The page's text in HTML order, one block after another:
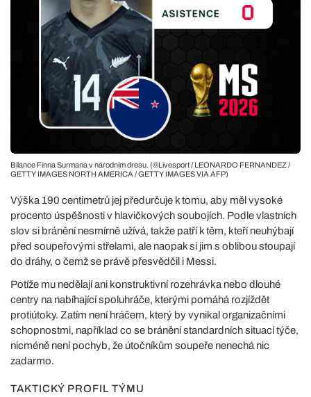
Bilance Finna Surmana v národním dresu. (©Livesport / LEONARDO FERNANDEZ /
GETTY IMAGES NORTH AMERICA / GETTY IMAGES VIA AFP)
Výška 190 centimetrů jej předurčuje k tomu, aby měl vysoké
procento úspěšnosti v hlavičkových soubojích. Podle vlastních
slov si bránění nesmírně užívá, takže patří k těm, kteří neuhýbají
před soupeřovými střelami, ale naopak si jim s oblibou stoupají
do dráhy, o čemž se právě přesvědčil i Messi.
Potíže mu nedělají ani konstruktivní rozehrávka nebo dlouhé
centry na nabíhající spoluhráče, kterými pomáhá rozjíždět
protiútoky. Zatím není hráčem, který by vynikal organizačními
schopnostmi, například co se bránění standardních situací týče,
nicméně není pochyb, že útočníkům soupeře nenechá nic
zadarmo.
TAKTICKÝ PROFIL TÝMU